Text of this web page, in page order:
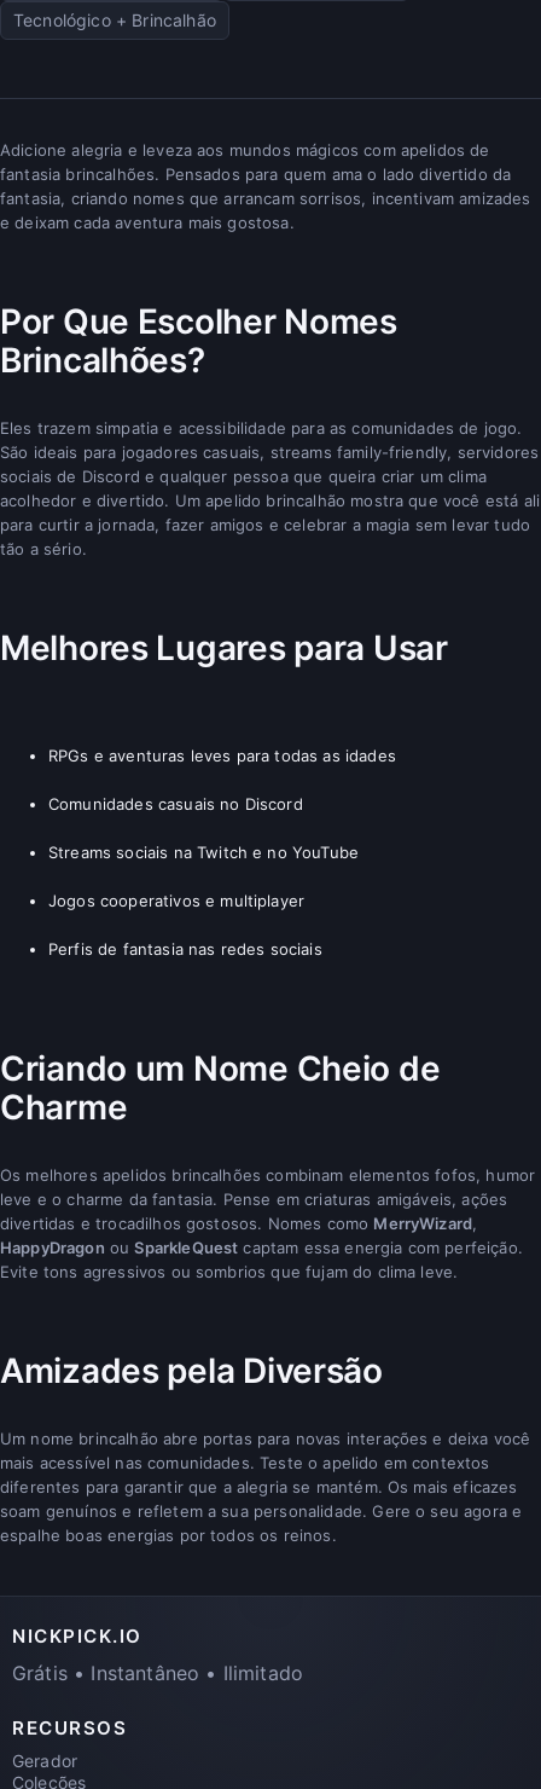
Tecnológico + Brincalhão
Adicione alegria e leveza aos mundos mágicos com apelidos de
fantasia brincalhões. Pensados para quem ama o lado divertido da
fantasia, criando nomes que arrancam sorrisos, incentivam amizades
e deixam cada aventura mais gostosa.
Por Que Escolher Nomes
Brincalhões?
Eles trazem simpatia e acessibilidade para as comunidades de jogo.
São ideais para jogadores casuais, streams family-friendly, servidores
sociais de Discord e qualquer pessoa que queira criar um clima
acolhedor e divertido. Um apelido brincalhão mostra que você está ali
para curtir a jornada, fazer amigos e celebrar a magia sem levar tudo
tão a sério.
Melhores Lugares para Usar
RPGs e aventuras leves para todas as idades
Comunidades casuais no Discord
Streams sociais na Twitch e no YouTube
Jogos cooperativos e multiplayer
Perfis de fantasia nas redes sociais
Criando um Nome Cheio de
Charme
Os melhores apelidos brincalhões combinam elementos fofos, humor
leve e o charme da fantasia. Pense em criaturas amigáveis, ações
divertidas e trocadilhos gostosos. Nomes como MerryWizard,
HappyDragon ouSparkleQuest captam essa energia com perfeição.
Evite tons agressivos ou sombrios que fujam do clima leve.
Amizades pela Diversão
Um nome brincalhão abre portas para novas interações e deixa você
mais acessível nas comunidades. Teste o apelido em contextos
diferentes para garantir que a alegria se mantém. Os mais eficazes
soam genuínos e refletem a sua personalidade. Gere o seu agora e
espalhe boas energias por todos os reinos.
NICKPICK.IO
Grátis • Instantâneo • Ilimitado
RECURSOS
Gerador
Coleções